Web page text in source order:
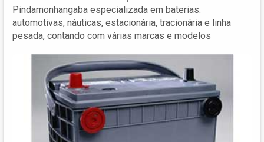
Pindamonhangaba especializada em baterias:
automotivas, náuticas, estacionária, tracionária e linha
pesada, contando com várias marcas e modelos